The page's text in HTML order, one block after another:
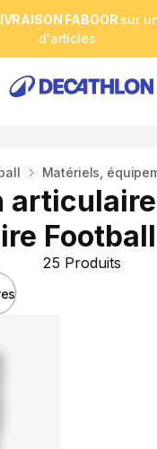
FABOOR sur
d'articles
Matériels,
Football
25 Produits